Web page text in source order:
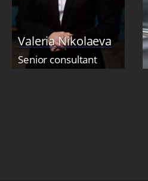
Valeria Nikolaeva
Senior consultant